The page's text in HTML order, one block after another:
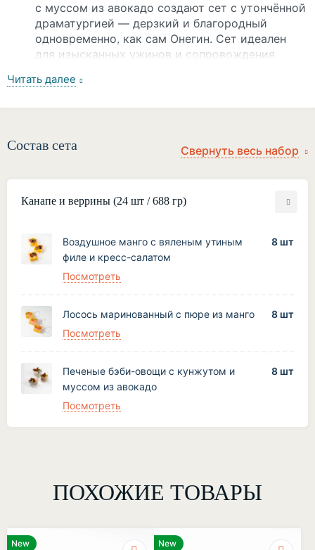
с муссом из авокадо создают сет с утончённой
драматургией — дерзкий и благородный
одновременно, как сам Онегин. Сет идеален
для изысканных ужинов и сопровождения
Состав сета
Канапе и веррины (24 шт / 688 гр)
Воздушное манго с вяленым утиным
филе и кресс-салатом
Посмотреть
8 шт
Лосось маринованный с пюре из манго
Посмотреть
8 шт
Печеные бэби-овощи с кунжутом и
муссом из авокадо
Посмотреть
8 шт
ПОХОЖИЕ ТОВАРЫ
New New